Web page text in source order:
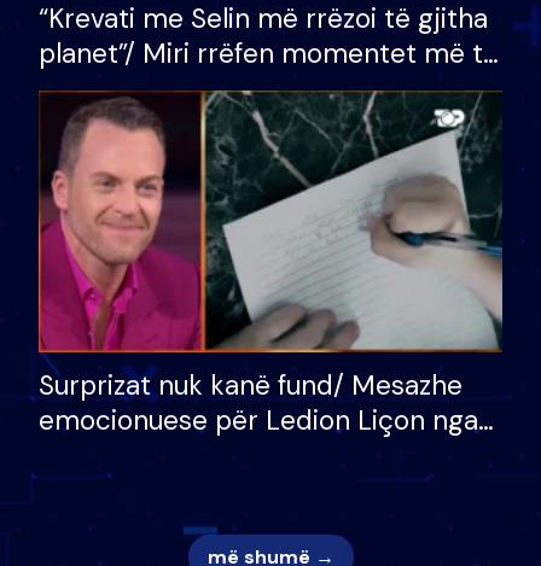
“Krevati me Selin më rrëzoi të gjitha
planet”/ Miri rrëfen momentet më të
bukura në shtëpinë e BB VIP: Do më
mungojë zilja e mëngjesit kur…
Surprizat nuk kanë fund/ Mesazhe
emocionuese për Ledion Liçon nga
nëna dhe fëmijët e tij, moderatori
nuk i mban dot lotët: Nuk meritoj…
më shumë →